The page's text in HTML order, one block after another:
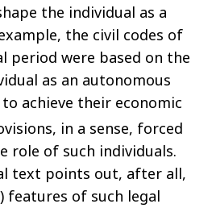
the individual as a
the civil codes of
period were based on the
as an autonomous
achieve their economic
in a sense, forced
role of such individuals.
text points out, after all,
features of such legal